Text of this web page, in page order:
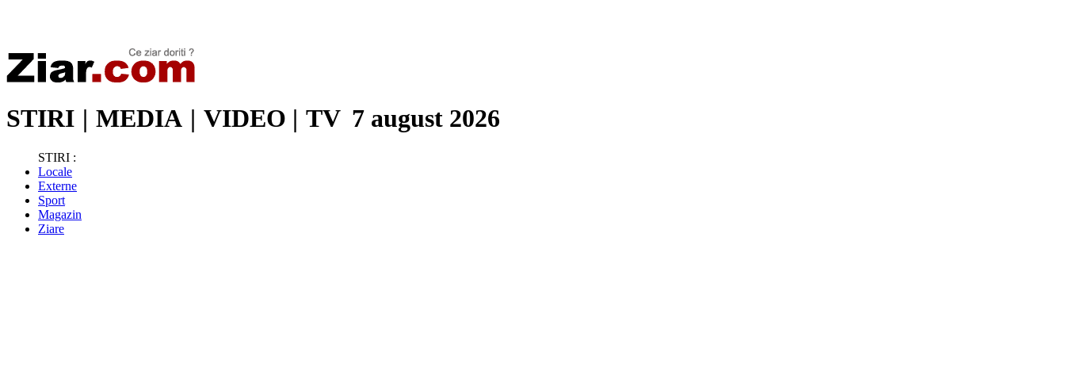
STIRI | MEDIA | VIDEO | TV 7 august 2026
STIRI :
Locale
Externe
Sport
Magazin
Ziare